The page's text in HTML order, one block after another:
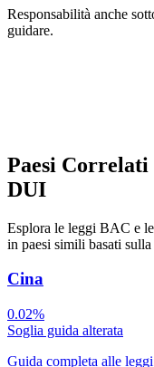
Responsabilità anche
guidare.
Paesi
DUI
Esplora le leggi BAC e
in paesi simili basati
Cina
0.02%
Soglia guida alterata
Guida completa alle